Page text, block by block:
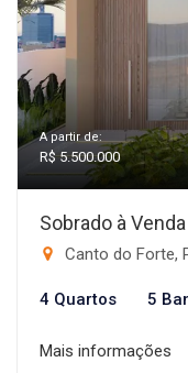
A partir de:
R$ 5.500.000
Sobrado à
Canto do Forte,
4 Quartos 5
Mais informações